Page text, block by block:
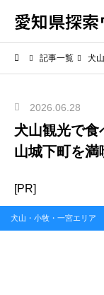
愛知県探
記事一覧 犬
2026.06.28
犬山観光で
山城下町を満
[PR]
犬山・小牧・一宮エリア